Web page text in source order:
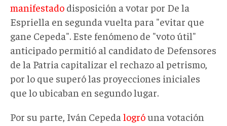
manifestado disposición a votar por De la
Espriella en segunda vuelta para "evitar que
gane Cepeda". Este fenómeno de "voto útil"
anticipado permitió al candidato de Defensores
de la Patria capitalizar el rechazo al petrismo,
por lo que superó las proyecciones iniciales
que lo ubicaban en segundo lugar.
Por su parte, Iván Cepeda logróuna votación